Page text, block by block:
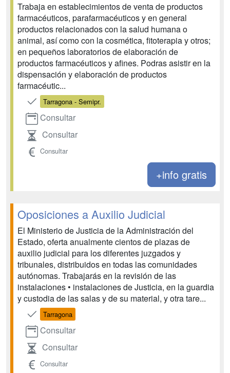
Trabaja en establecimientos de venta de productos
farmacéuticos, parafarmacéuticos y en general
productos relacionados con la salud humana o
animal, así como con la cosmética, fitoterapia y otros;
en pequeños laboratorios de elaboración de
productos farmacéuticos y afines. Podras asistir en la
dispensación y elaboración de productos
farmacéutic...
Tarragona - Semipr.
Consultar
Consultar
Consultar
+info gratis
Oposiciones a Auxilio Judicial
El Ministerio de Justicia de la Administración del
Estado, oferta anualmente cientos de plazas de
auxilio judicial para los diferentes juzgados y
tribunales, distribuidos en todas las comunidades
autónomas. Trabajarás en la revisión de las
instalaciones • instalaciones de Justicia, en la guardia
y custodia de las salas y de su material, y otra tare...
Tarragona
Consultar
Consultar
Consultar